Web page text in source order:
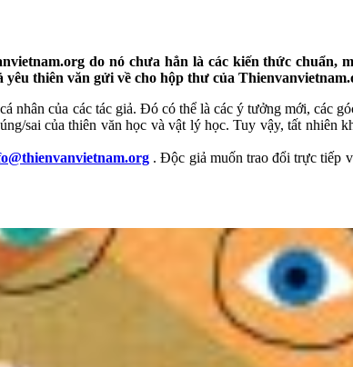
do nó chưa hẳn là các kiến thức chuẩn,
thiên văn gửi về cho hộp thư của
nhân của các tác giả. Đó có thể là các ý tưởng mới, các
sai của thiên văn học và vật lý học. Tuy vậy, tất nhiên
. Độc giả muốn trao đổi trực tiếp